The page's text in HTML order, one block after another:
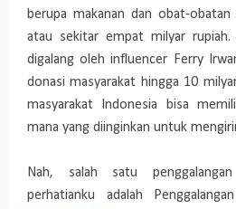
berupa makanan dan obat-
atau sekitar empat milyar rupiah.
digalang oleh influencer Ferry
donasi masyarakat hingga 10
masyarakat Indonesia bisa
mana yang diinginkan untuk
Nah, salah satu
perhatianku adalah